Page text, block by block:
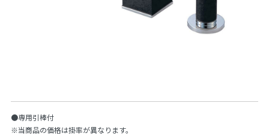
●専用引棒付
※当商品の価格は掛率が異なります。